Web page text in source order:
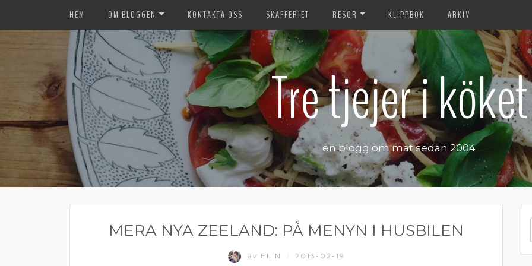
HEM OM BLOGGEN KONTAKTA OSS SKAFFERIET RESOR KLIPPBOK ARKIV
Tre tjejer i köket
en blogg om mat sedan 2004
MERA NYA ZEELAND: PÅ MENYN I HUSBILEN
av ELIN 2013-02-19